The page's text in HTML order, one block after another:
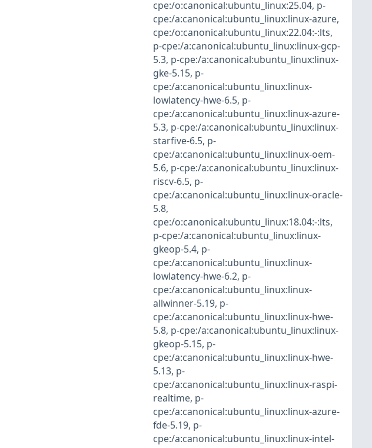
cpe:/o:canonical:ubuntu_linux:25.04, p-
cpe:/a:canonical:ubuntu_linux:linux-azure,
cpe:/o:canonical:ubuntu_linux:22.04:-:lts,
p-cpe:/a:canonical:ubuntu_linux:linux-gcp-
5.3, p-cpe:/a:canonical:ubuntu_linux:linux-
gke-5.15, p-
cpe:/a:canonical:ubuntu_linux:linux-
lowlatency-hwe-6.5, p-
cpe:/a:canonical:ubuntu_linux:linux-azure-
5.3, p-cpe:/a:canonical:ubuntu_linux:linux-
starfive-6.5, p-
cpe:/a:canonical:ubuntu_linux:linux-oem-
5.6, p-cpe:/a:canonical:ubuntu_linux:linux-
riscv-6.5, p-
cpe:/a:canonical:ubuntu_linux:linux-oracle-
5.8,
cpe:/o:canonical:ubuntu_linux:18.04:-:lts,
p-cpe:/a:canonical:ubuntu_linux:linux-
gkeop-5.4, p-
cpe:/a:canonical:ubuntu_linux:linux-
lowlatency-hwe-6.2, p-
cpe:/a:canonical:ubuntu_linux:linux-
allwinner-5.19, p-
cpe:/a:canonical:ubuntu_linux:linux-hwe-
5.8, p-cpe:/a:canonical:ubuntu_linux:linux-
gkeop-5.15, p-
cpe:/a:canonical:ubuntu_linux:linux-hwe-
5.13, p-
cpe:/a:canonical:ubuntu_linux:linux-raspi-
realtime, p-
cpe:/a:canonical:ubuntu_linux:linux-azure-
fde-5.19, p-
cpe:/a:canonical:ubuntu_linux:linux-intel-